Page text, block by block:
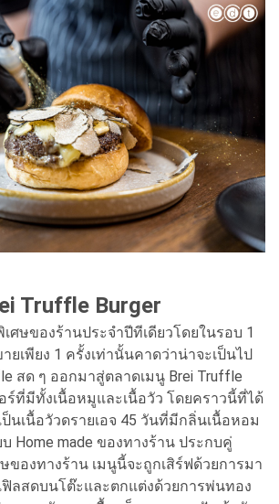
Truffle Burger
เศษของร้านประจำปีทีเดียวโดยในรอบ 1
เพียง 1 ครั้งเท่านั้นคาดว่าน่าจะเป็นไป
สด ๆ ออกมาสู่ตลาดเมนู Brei Truffle
อร์ที่มีทั้งเนื้อหมูและเนื้อวัว โดยคราวนี้ที่ได้
นเนื้อวัวดรายเอจ 45 วันที่มีกลิ่นเนื้อหอม
Home made ของทางร้าน ประกบคู่
ของทางร้าน เมนูนี้จะถูกเสิร์ฟด้วยการมา
ฟิลสดบนโต๊ะและตกแต่งด้วยการพ่นทอง